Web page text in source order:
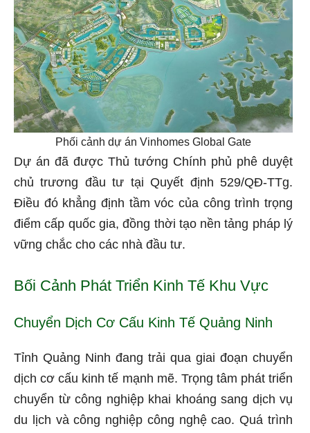
Phối cảnh dự án Vinhomes Global Gate
Dự án đã được Thủ tướng Chính phủ phê duyệt
chủ trương đầu tư tại Quyết định 529/QĐ-TTg.
Điều đó khẳng định tầm vóc của công trình trọng
điểm cấp quốc gia, đồng thời tạo nền tảng pháp lý
vững chắc cho các nhà đầu tư.
Bối Cảnh Phát Triển Kinh Tế Khu Vực
Chuyển Dịch Cơ Cấu Kinh Tế Quảng Ninh
Tỉnh Quảng Ninh đang trải qua giai đoạn chuyển
dịch cơ cấu kinh tế mạnh mẽ. Trọng tâm phát triển
chuyển từ công nghiệp khai khoáng sang dịch vụ
du lịch và công nghiệp công nghệ cao. Quá trình